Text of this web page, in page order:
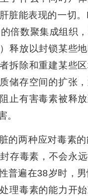
脏能表现的一切
倍数聚集成组织
释放以封锁某些
拆除和重建某些
储存空间的扩张
止有害毒素被释
。
的两种应对毒素
存毒素，不会永远
普遍在38岁时，
理毒素的能力开